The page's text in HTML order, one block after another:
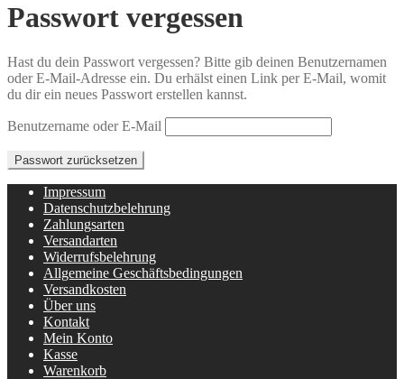
Passwort vergessen
Hast du dein Passwort vergessen? Bitte gib deinen Benutzernamen
oder E-Mail-Adresse ein. Du erhälst einen Link per E-Mail, womit
du dir ein neues Passwort erstellen kannst.
Benutzername oder E-Mail
Passwort zurücksetzen
Impressum
Datenschutzbelehrung
Zahlungsarten
Versandarten
Widerrufsbelehrung
Allgemeine Geschäftsbedingungen
Versandkosten
Über uns
Kontakt
Mein Konto
Kasse
Warenkorb